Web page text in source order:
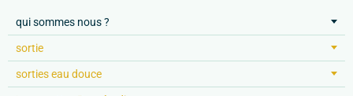
qui sommes nous ?
sortie
sorties eau douce